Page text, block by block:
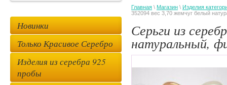
Главная \ Магазин \ Изделия
352094 вес 3,70 жемчуг белый
Серьги из
натуральный,
Новинки
Только Красивое Серебро
Изделия из серебра 925
пробы